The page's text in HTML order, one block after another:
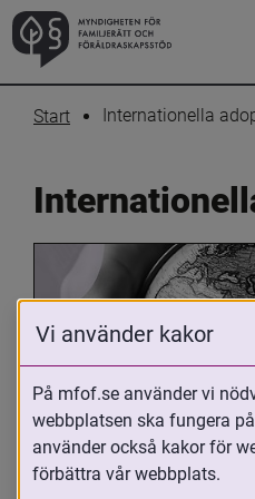
Start Internationella
Oavsett om du är
adoptivförälder eller
Vi använder kakor
På mfof.se använder vi
webbplatsen ska fungera
använder också kakor för
förbättra vår webbplats.